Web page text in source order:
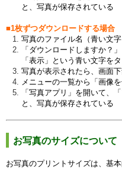
と、写真が保存されている
■1枚ずつダウンロードする場合
写真のファイル名（青い文
「ダウンロードしますか？
「表示」という青い文字を
写真が表示されたら、画面
メニューの一覧から「画像
「写真アプリ」を開いて、
と、写真が保存されている
お写真のサイズについて
お写真のプリントサイズは、基